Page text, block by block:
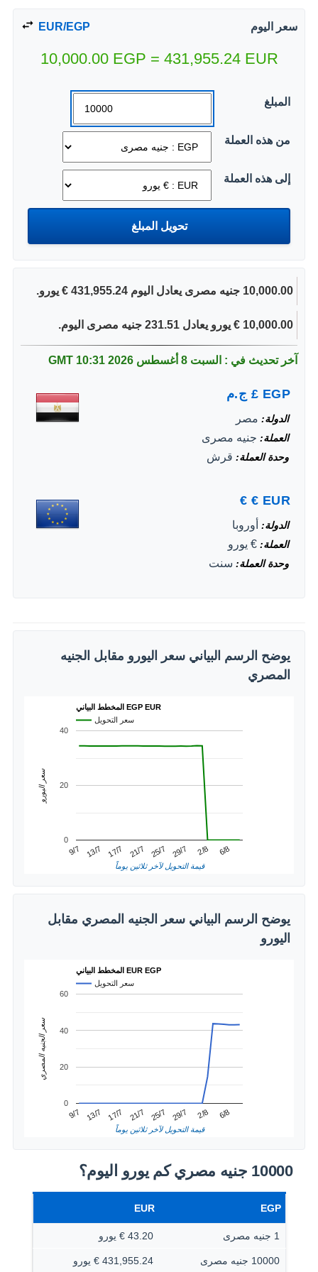
سعر اليوم EUR/EGP
10,000.00 EGP = 431,955.24 EUR
المبلغ
من هذه العملة
إلى هذه العملة
10,000.00 جنيه مصرى يعادل اليوم 431,955.24 € يورو.
10,000.00 € يورو يعادل 231.51 جنيه مصرى اليوم.
آخر تحديث في : السبت 8 أغسطس 2026 10:31 GMT
EGP
£ ج.م
الدولة مصر
العملة جنيه مصرى
وحدة العملة قرش
EUR
€
€
الدولة أوروبا
العملة € يورو
وحدة العملة سنت
يوضح الرسم البياني سعر اليورو مقابل الجنيه
المصري
المخطط البياني EGP EUR
سعر التحويل
9/7 13/7 17/7 21/7 25/7 29/7 2/8 6/8
0
20
40
قيمة التحويل لآخر ثلاثين يوماً
سعر اليورو
يوضح الرسم البياني سعر الجنيه المصري مقابل
اليورو
المخطط البياني EUR EGP
سعر التحويل
9/7 13/7 17/7 21/7 25/7 29/7 2/8 6/8
0
20
40
60
قيمة التحويل لآخر ثلاثين يوماً
سعر الجنيه المصري
10000 جنيه مصري كم يورو اليوم؟
EGP
EUR
1 جنيه مصرى 43.20 € يورو
10000 جنيه مصرى 431,955.24 € يورو